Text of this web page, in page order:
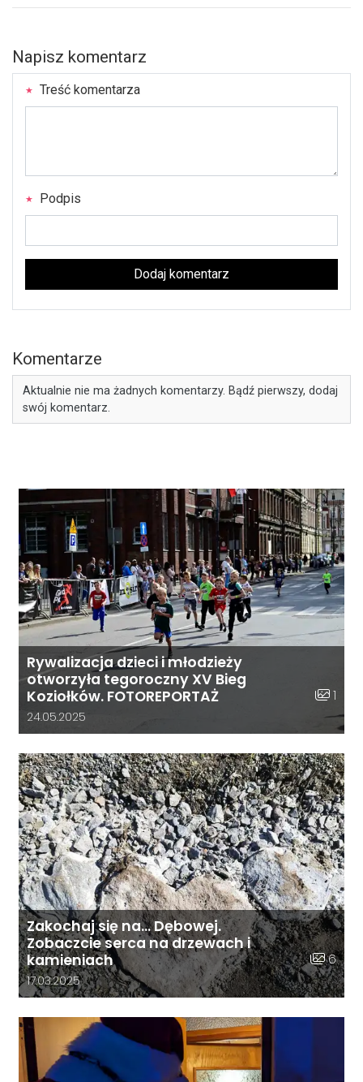
Napisz komentarz
Treść komentarza
Podpis
Dodaj komentarz
Komentarze
Aktualnie nie ma żadnych komentarzy. Bądź pierwszy, dodaj
swój komentarz.
Rywalizacja dzieci i młodzieży
otworzyła tegoroczny XV Bieg
Koziołków. FOTOREPORTAŻ
Liczba
1
Data dodania galerii:
24.05.2025
Zakochaj się na… Dębowej.
Zobaczcie serca na drzewach i
kamieniach
Liczba
6
Data dodania galerii:
17.03.2025